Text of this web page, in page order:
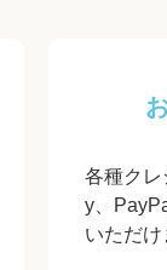
各種クレ
y、
いただけ